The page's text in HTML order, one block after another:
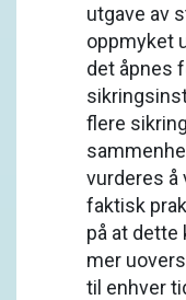
utgave av
oppmyket
det åpnes
flere
vurderes å
faktisk
på at dette
mer
til enhver